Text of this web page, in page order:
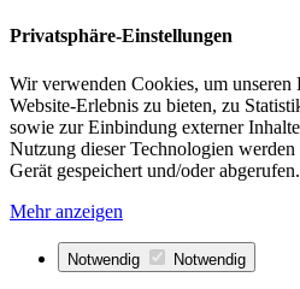
Privatsphäre-Einstellungen
Wir verwenden Cookies, um unseren
Website-Erlebnis zu bieten, zu
sowie zur Einbindung externer
Nutzung dieser Technologien
Gerät gespeichert und/oder abgerufen.
Mehr anzeigen
Notwendig Notwendig